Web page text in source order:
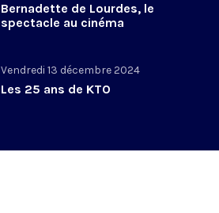
Bernadette de Lourdes, le
spectacle au cinéma
Vendredi 13 décembre 2024
Les 25 ans de KTO